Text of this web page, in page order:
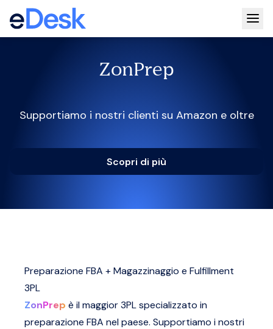
ZonPrep
Supportiamo i nostri clienti su Amazon e oltre
Scopri di più
Preparazione FBA + Magazzinaggio e Fulfillment
3PL
ZonPrep è il maggior 3PL specializzato in
preparazione FBA nel paese. Supportiamo i nostri